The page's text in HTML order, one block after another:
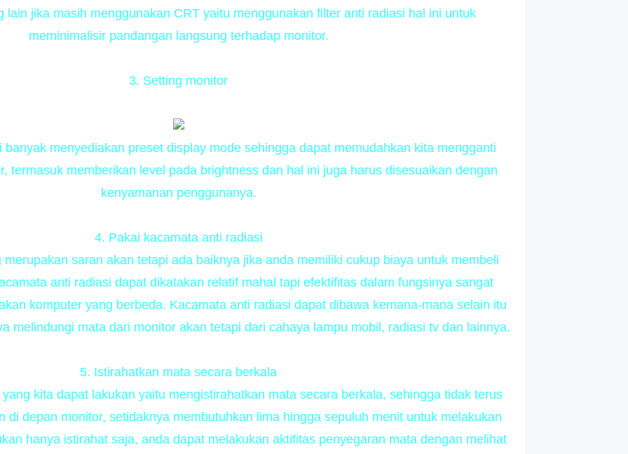
lain jika masih menggunakan CRT yaitu menggunakan filter anti radiasi hal ini untuk
meminimalisir pandangan langsung terhadap monitor.
3. Setting monitor
banyak menyediakan preset display mode sehingga dapat memudahkan kita mengganti
termasuk memberikan level pada brightness dan hal ini juga harus disesuaikan dengan
kenyamanan penggunanya.
4. Pakai kacamata anti radiasi
saran akan tetapi ada baiknya jika anda memiliki cukup biaya untuk membeli
anti radiasi dapat dikatakan relatif mahal tapi efektifitas dalam fungsinya sangat
komputer yang berbeda. Kacamata anti radiasi dapat dibawa kemana-mana selain itu
melindungi mata dari monitor akan tetapi dari cahaya lampu mobil, radiasi tv dan lainnya.
5. Istirahatkan mata secara berkala
kita dapat lakukan yaitu mengistirahatkan mata secara berkala, sehingga tidak terus
di depan monitor, setidaknya membutuhkan lima hingga sepuluh menit untuk melakukan
hanya istirahat saja, anda dapat melakukan aktifitas penyegaran mata dengan melihat